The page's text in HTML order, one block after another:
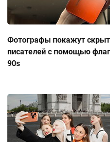
Фотографы покажут
писателей с помощью
90s